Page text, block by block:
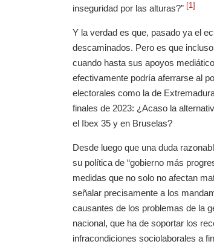
inseguridad por las alturas?”
[1]
Y la verdad es que, pasado ya el
descaminados. Pero es que
cuando hasta sus apoyos
efectivamente podría aferrarse al
electorales como la de
finales de 2023: ¿Acaso la
el Ibex 35 y en Bruselas?
Desde luego que una duda
su política de “gobierno más
medidas que no solo no afectan
señalar precisamente a los
causantes de los problemas de la
nacional, que ha de soportar los
infracondiciones sociolaborales a